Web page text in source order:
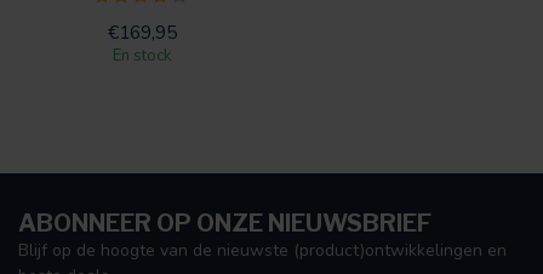
€169,95
En stock
ABONNEER OP ONZE NIEUWSBRIEF
Blijf op de hoogte van de nieuwste (product)ontwikkelingen en